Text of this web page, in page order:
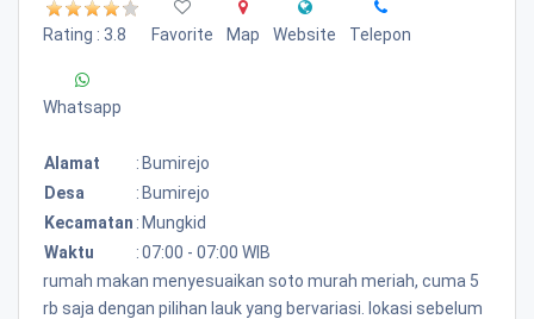
Rating : 3.8 Favorite Map Website Telepon
Whatsapp
Alamat : Bumirejo
Desa
: Bumirejo
Kecamatan : Mungkid
Waktu
:07:00 - 07:00 WIB
rumah makan menyesuaikan soto murah meriah, cuma 5
rb saja dengan pilihan lauk yang bervariasi. lokasi sebelum